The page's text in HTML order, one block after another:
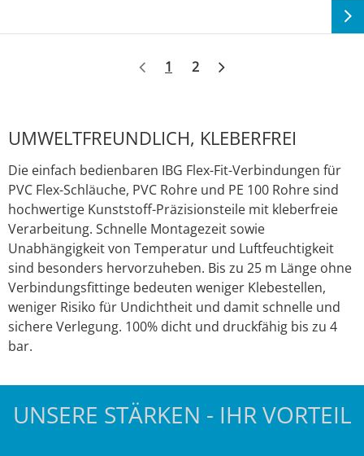
1 2 Weiter
UMWELTFREUNDLICH, KLEBERFREI
Die einfach bedienbaren IBG Flex-Fit-Verbindungen für
PVC Flex-Schläuche, PVC Rohre und PE 100 Rohre sind
hochwertige Kunststoff-Präzisionsteile mit kleberfreie
Verarbeitung. Schnelle Montagezeit sowie
Unabhängigkeit von Temperatur und Luftfeuchtigkeit
sind besonders hervorzuheben. Bis zu 25 m Länge ohne
Verbindungsfittinge bedeuten weniger Klebestellen,
weniger Risiko für Undichtheit und damit schnelle und
sichere Verlegung. 100% dicht und druckfähig bis zu 4
bar.
UNSERE STÄRKEN - IHR VORTEIL